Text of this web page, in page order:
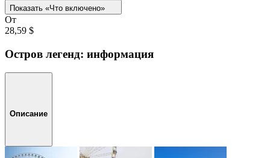
Показать «Что включено»
От
28,59 $
Остров легенд: информация
Описание